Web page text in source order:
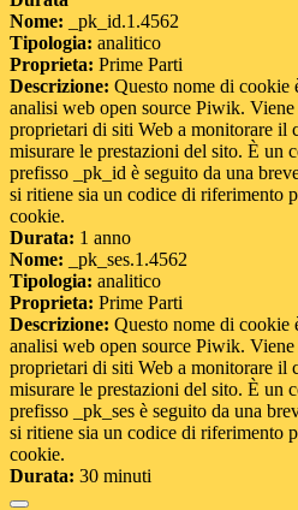
Nome: _pk_id.1.4562
Tipologia: analitico
Proprieta: Prime Parti
Descrizione: Questo nome di cookie
analisi web open source Piwik.
proprietari di siti Web a monitorare il
misurare le prestazioni del sito. È un
prefisso _pk_id è seguito da una
si ritiene sia un codice di riferimento
cookie.
Durata: 1 anno
Nome: _pk_ses.1.4562
Tipologia: analitico
Proprieta: Prime Parti
Descrizione: Questo nome di cookie
analisi web open source Piwik.
proprietari di siti Web a monitorare il
misurare le prestazioni del sito. È un
prefisso _pk_ses è seguito da una
si ritiene sia un codice di riferimento
cookie.
Durata: 30 minuti